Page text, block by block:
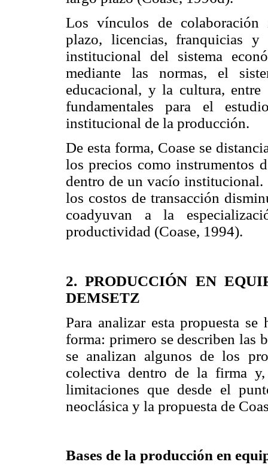
Los vínculos de colaboración
plazo, licencias, franquicias
institucional del sistema
mediante las normas, el
educacional, y la cultura, entre
fundamentales para el
institucional de la producción.
De esta forma, Coase se
los precios como instrumentos
dentro de un vacío institucional.
los costos de transacción
coadyuvan a la
productividad (Coase, 1994).
2. PRODUCCIÓN EN
DEMSETZ
Para analizar esta propuesta
forma: primero se describen las
se analizan algunos de los
colectiva dentro de la firma
limitaciones que desde el
neoclásica y la propuesta de
Bases de la producción en